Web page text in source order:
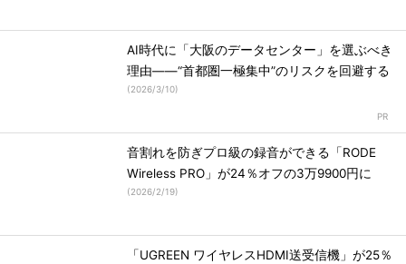
AI時代に「大阪のデータセンター」を選ぶべき
理由――“首都圏一極集中”のリスクを回避する
(2026/3/10)
音割れを防ぎプロ級の録音ができる「RODE
Wireless PRO」が24％オフの3万9900円に
(2026/2/19)
「UGREEN ワイヤレスHDMI送受信機」が25％